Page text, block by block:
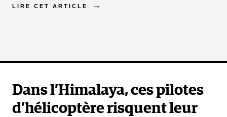
LIRE CET ARTICLE
Dans l’Himalaya, ces pilotes
d’hélicoptère risquent leur